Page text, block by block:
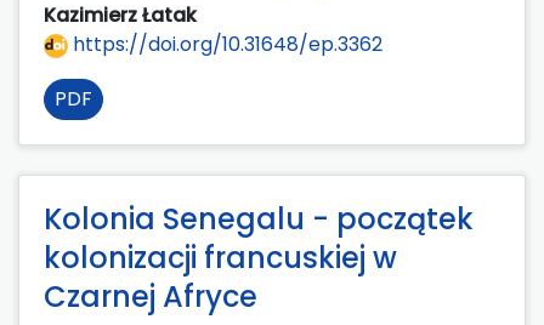
Kazimierz Łatak
https://doi.org/10.31648/ep.3362
PDF
Kolonia Senegalu - początek
kolonizacji francuskiej w
Czarnej Afryce